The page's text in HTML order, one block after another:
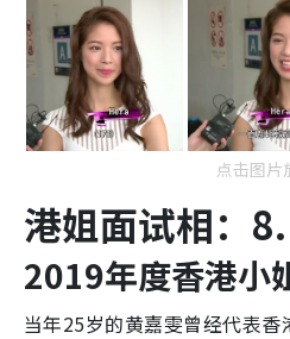
点击图片
港姐面试相：
2019年度香港小
当年25岁的黄嘉雯曾经代表